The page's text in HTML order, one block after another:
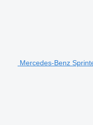
Mercedes-Benz